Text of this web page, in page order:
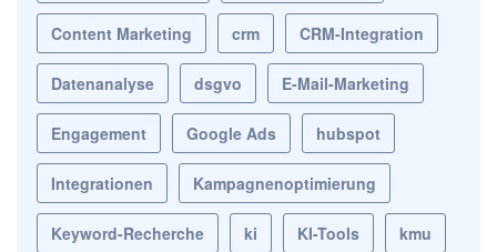
Content Marketing crm CRM-Integration
Datenanalyse dsgvo E-Mail-Marketing
Engagement Google Ads hubspot
Integrationen Kampagnenoptimierung
Keyword-Recherche ki KI-Tools kmu